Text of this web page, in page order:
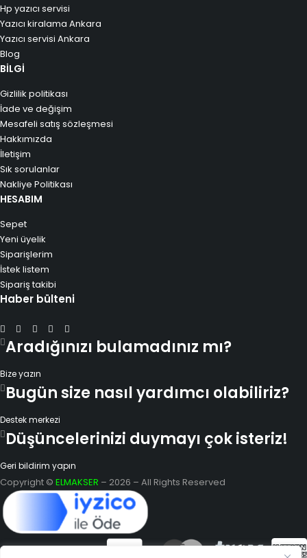
Hp yazıcı servisi
Yazıcı kiralama Ankara
Yazıcı servisi Ankara
Blog
BİLGİ
Gizlilik politikası
İade ve değişim
Mesafeli satış sözleşmesi
Hakkımızda
İletişim
Sık sorulanlar
Nakliye Politikası
HESABIM
Sepet
Yeni üyelik
Siparişlerim
İstek listem
Sipariş takibi
Haber bülteni
Aradığınızı bulamadınız mı?
Bize yazın
Bugün size nasıl yardımcı olabiliriz?
Destek merkezi
Düşüncelerinizi duymayı çok isteriz!
Geri bildirim yapın
Copyright © ELMAKSER – 2026 – All Rights Reserved